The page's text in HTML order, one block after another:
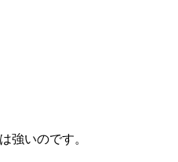
強いのです。